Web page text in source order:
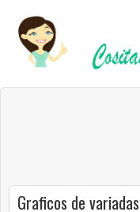
Graficos de